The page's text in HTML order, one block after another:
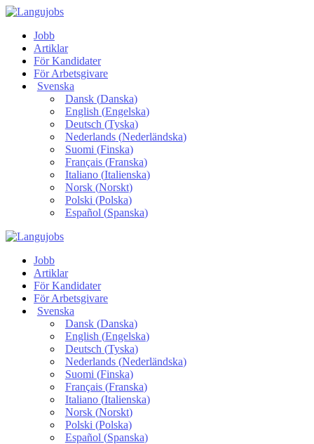
Jobb
Artiklar
För Kandidater
För Arbetsgivare
Svenska
Dansk(Danska)
English (Engelska)
Deutsch (Tyska)
Nederlands(Nederländska)
Suomi (Finska)
Français(Franska)
Italiano(Italienska)
Norsk(Norskt)
Polski (Polska)
Español (Spanska)
Jobb
Artiklar
För Kandidater
För Arbetsgivare
Svenska
Dansk(Danska)
English (Engelska)
Deutsch (Tyska)
Nederlands(Nederländska)
Suomi (Finska)
Français(Franska)
Italiano(Italienska)
Norsk(Norskt)
Polski (Polska)
Español (Spanska)